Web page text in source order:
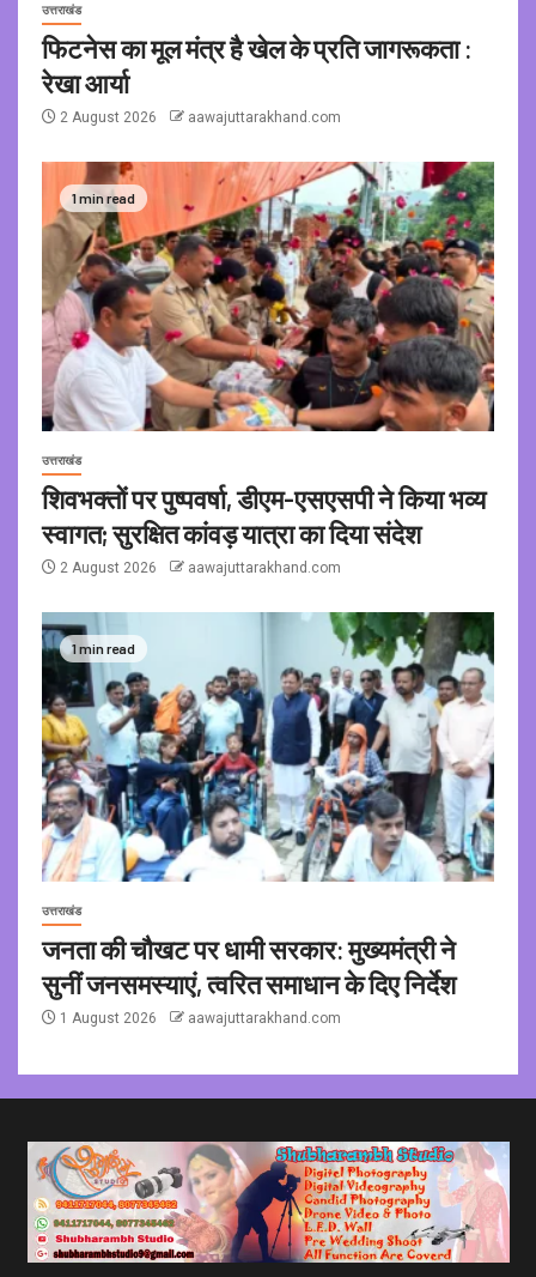
उत्तराखंड
फिटनेस का मूल मंत्र है खेल के प्रति जागरूकता :
रेखा आर्या
2 August 2026 aawajuttarakhand.com
1 min read
उत्तराखंड
शिवभक्तों पर पुष्पवर्षा, डीएम-एसएसपी ने किया भव्य
स्वागत; सुरक्षित कांवड़ यात्रा का दिया संदेश
2 August 2026 aawajuttarakhand.com
1 min read
उत्तराखंड
जनता की चौखट पर धामी सरकार: मुख्यमंत्री ने
सुनीं जनसमस्याएं, त्वरित समाधान के दिए निर्देश
1 August 2026 aawajuttarakhand.com